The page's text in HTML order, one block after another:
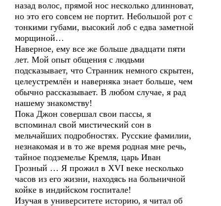
назад волос, прямой нос несколько длинноват,
но это его совсем не портит. Небольшой рот с
тонкими губами, высокий лоб с едва заметной
морщиной…
Наверное, ему все же больше двадцати пяти
лет. Мой опыт общения с людьми
подсказывает, что Странник немного скрытен,
целеустремлён и наверняка знает больше, чем
обычно рассказывает. В любом случае, я рад
нашему знакомству!
Пока Джон совершал свои пассы, я
вспоминал свой мистический сон в
мельчайших подробностях. Русские фамилии,
незнакомая и в то же время родная мне речь,
тайное подземелье Кремля, царь Иван
Грозный … Я прожил в XVI веке несколько
часов из его жизни, находясь на больничной
койке в индийском госпитале!
Изучая в университете историю, я читал об